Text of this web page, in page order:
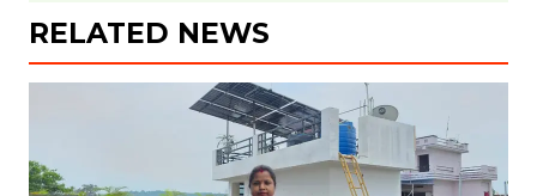
RELATED NEWS